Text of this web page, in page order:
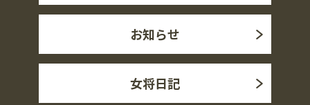
お知らせ
女将日記